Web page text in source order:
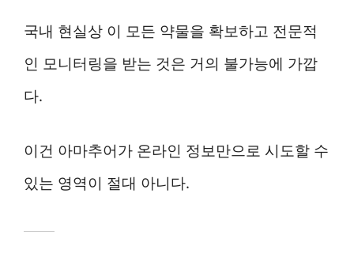
국내 현실상 이 모든 약물을 확보하고 전문적
인 모니터링을 받는 것은 거의 불가능에 가깝
다.
이건 아마추어가 온라인 정보만으로 시도할 수
있는 영역이 절대 아니다.